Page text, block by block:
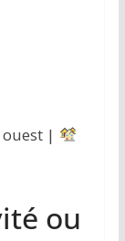
ouest |
ou